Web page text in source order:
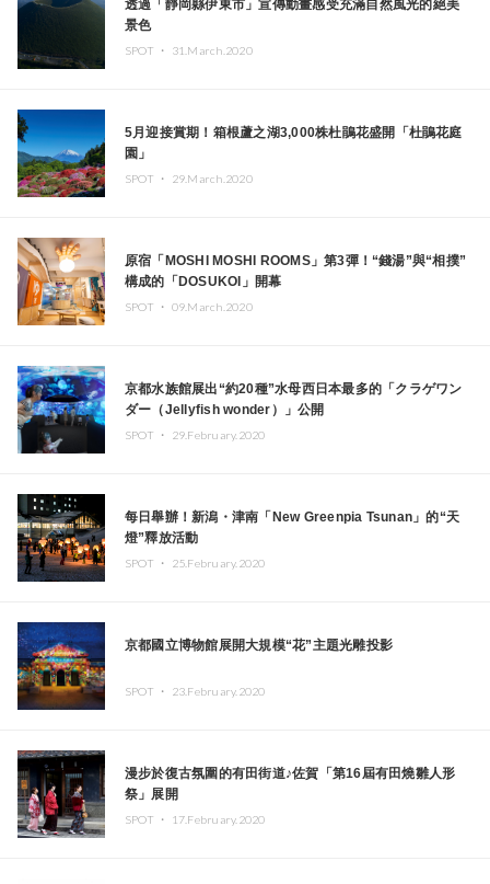
透過「靜岡縣伊東市」宣傳動畫感受充滿自然風光的絕美
景色
SPOT ・ 31.March.2020
5月迎接賞期！箱根蘆之湖3,000株杜鵑花盛開「杜鵑花庭
園」
SPOT ・ 29.March.2020
原宿「MOSHI MOSHI ROOMS」第3彈！“錢湯”與“相撲”
構成的「DOSUKOI」開幕
SPOT ・ 09.March.2020
京都水族館展出“約20種”水母西日本最多的「クラゲワン
ダー（Jellyfish wonder）」公開
SPOT ・ 29.February.2020
每日舉辦！新潟・津南「New Greenpia Tsunan」的“天
燈”釋放活動
SPOT ・ 25.February.2020
京都國立博物館展開大規模“花”主題光雕投影
SPOT ・ 23.February.2020
漫步於復古氛圍的有田街道♪佐賀「第16屆有田燒雛人形
祭」展開
SPOT ・ 17.February.2020